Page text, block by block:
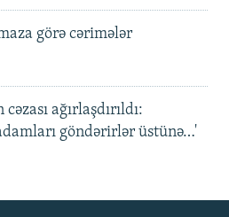
görə cərimələr
ağırlaşdırıldı:
göndərirlər üstünə…'